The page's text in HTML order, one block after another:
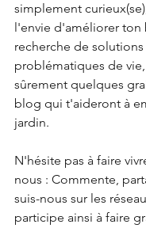
simplement
l'envie d'améliorer ton
recherche de
problématiques de
sûrement quelques
blog qui t'aideront à
jardin.
N'hésite pas à faire
nous : Commente,
suis-nous sur les
participe ainsi à faire